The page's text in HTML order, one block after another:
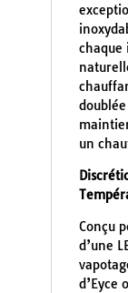
chaque
un
Conçu
d’une
d’Eyce